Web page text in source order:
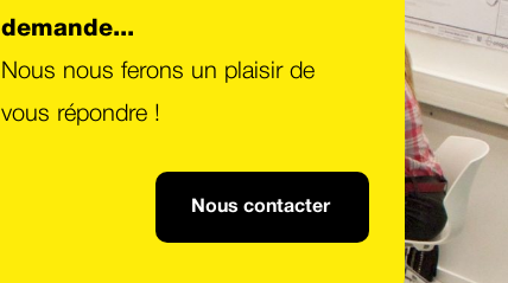
demande...
Nous nous ferons un plaisir de
vous répondre !
Nous contacter